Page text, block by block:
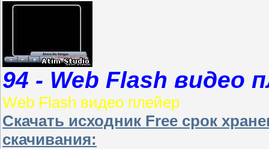
94 - Web Flash видео
Web Flash видео плейер
Скачать исходник Free срок
скачивания: